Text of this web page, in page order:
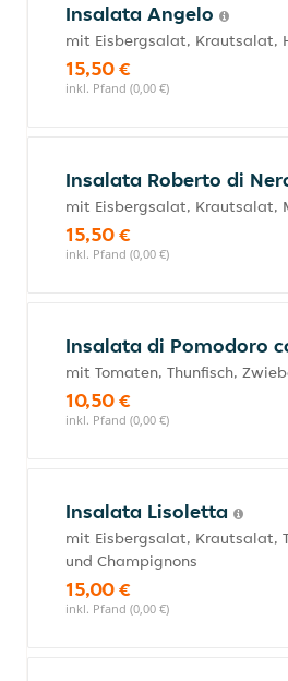
Insalata Angelo
mit Eisbergsalat, Krautsalat,
15,50 €
inkl. Pfand (0,00 €)
Insalata Roberto di
mit Eisbergsalat, Krautsalat,
15,50 €
inkl. Pfand (0,00 €)
Insalata di Pomodoro
mit Tomaten, Thunfisch,
10,50 €
inkl. Pfand (0,00 €)
Insalata Lisoletta
mit Eisbergsalat, Krautsalat,
und Champignons
15,00 €
inkl. Pfand (0,00 €)